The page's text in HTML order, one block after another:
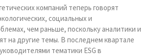
компаний теперь говорят
социальных и
чем раньше, поскольку аналитики и
на другие темы. В последнем квартале
тематики ESG в